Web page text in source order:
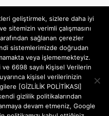
geliştirmek, sizlere daha iyi
sitemizin verimli çalışmasını
sağlanan çerezler
sistemlerimizde doğrudan
veya işlememekteyiz.
6698 sayılı Kişisel Verilerin
kişisel verilerinizin
[GİZLİLİK POLİTİKASI]
gizlilik politikalarından
devam etmeniz, Google